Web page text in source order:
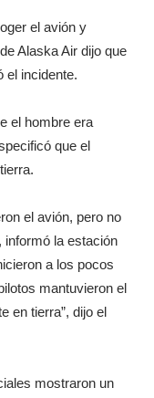
el avión y
Alaska Air dijo que
el incidente.
el hombre era
que el
el avión, pero no
informó la estación
a los pocos
mantuvieron el
en tierra”, dijo el
mostraron un